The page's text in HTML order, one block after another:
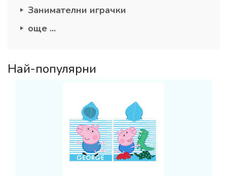
Занимателни играчки
още ...
Най-популярни